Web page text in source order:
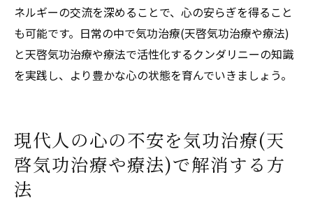
ネルギーの交流を深めることで、心の安らぎを得ること
も可能です。日常の中で気功治療(天啓気功治療や療法)
と天啓気功治療や療法で活性化するクンダリニーの知識
を実践し、より豊かな心の状態を育んでいきましょう。
現代人の心の不安を気功治療(天
啓気功治療や療法)で解消する方
法